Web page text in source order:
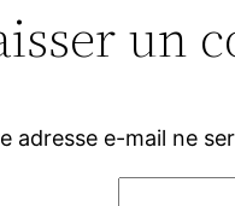
un
adresse e-mail ne